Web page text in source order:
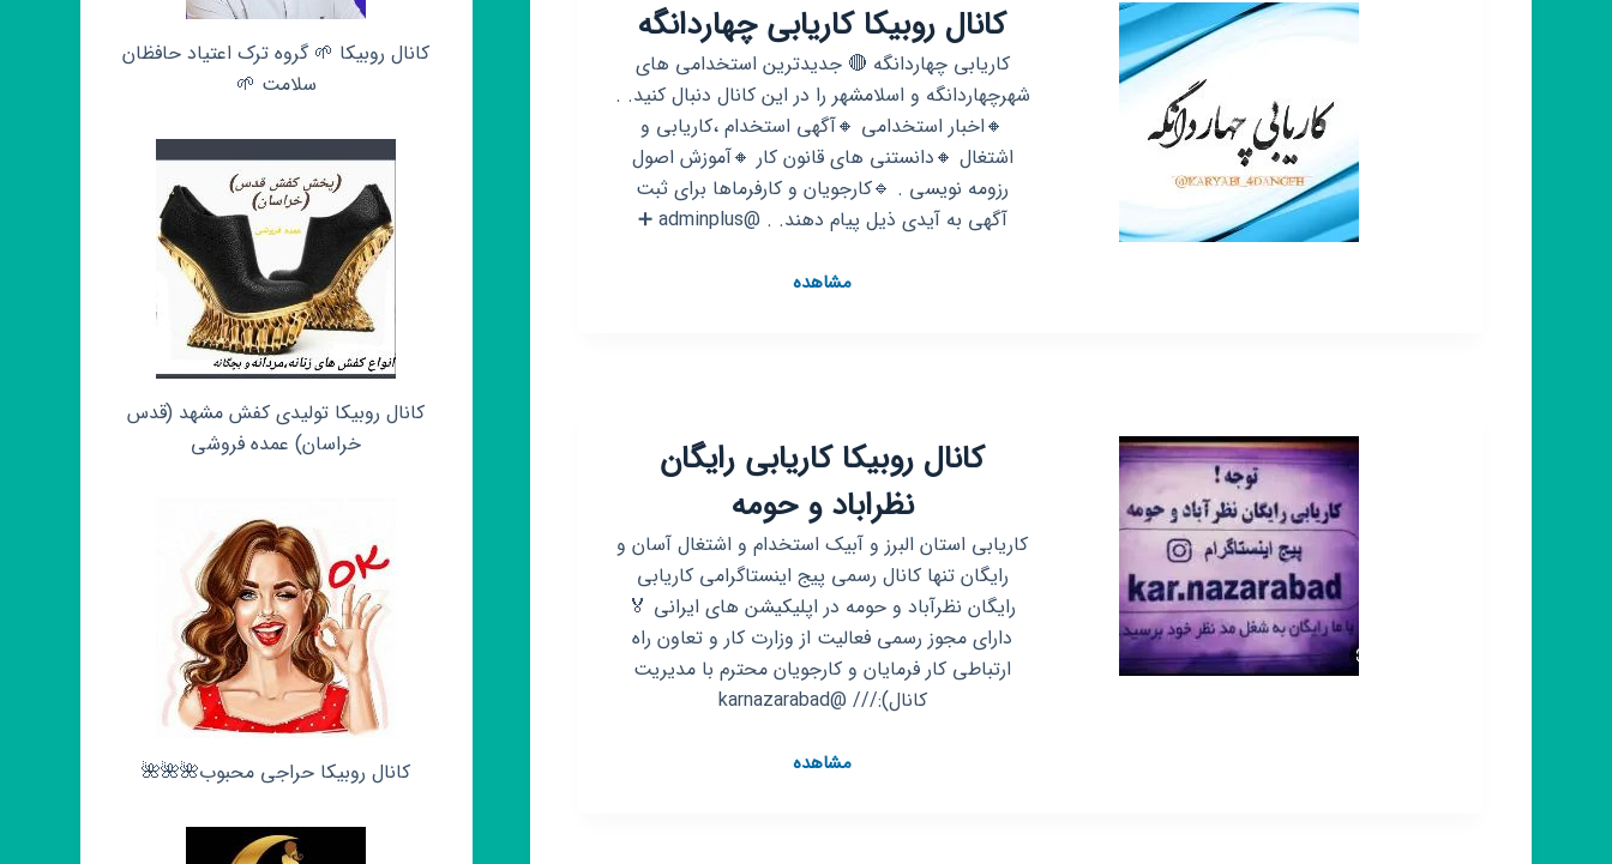
کانال روبیکا کاریابی چهاردانگه
کاریابی چهاردانگه 🔴 جدیدترین استخدامی های
شهرچهاردانگه و اسلامشهر را در این کانال دنبال کنید. .
🔸اخبار استخدامی 🔸آگهی استخدام ،کاریابی و
اشتغال 🔸دانستنی های قانون کار 🔸آموزش اصول
رزومه نویسی . 🔹کارجویان و کارفرماها برای ثبت
آگهی به آیدی ذیل پیام دهند. . @adminplus ➕️
مشاهدهکانال
کانال روبیکا کاریابی رایگان
نظراباد و حومه
کاریابی استان البرز و آبیک استخدام و اشتغال آسان و
رایگان تنها کانال رسمی پیج اینستاگرامی کاریابی
رایگان نظرآباد و حومه در اپلیکیشن های ایرانی 🏅
دارای مجوز رسمی فعالیت از وزارت کار و تعاون راه
ارتباطی کار فرمایان و کارجویان محترم با مدیریت
کانال):/// @karnazarabad
مشاهدهکانال
کانال روبیکا 🌱 گروه ترک اعتیاد حافظان
سلامت 🌱
کانال روبیکا تولیدی کفش مشهد (قدس
خراسان) عمده فروشی
کانال روبیکا حراجی محبوب🌺🌺🌺